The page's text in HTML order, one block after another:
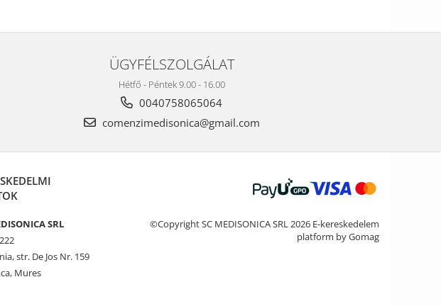
ÜGYFÉLSZOLGÁLAT
Hétfő - Péntek 9.00 - 16.00
0040758065064
comenzimedisonica@gmail.com
SRL
str. De Jos Nr. 159
Mures
©Copyright SC MEDISONICA SRL 2026 E-kereskedelem
platform by Gomag